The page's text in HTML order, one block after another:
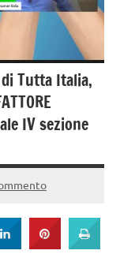
Tutta Italia,
IV sezione